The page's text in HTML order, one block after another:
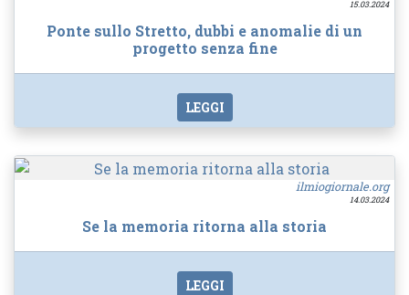
15.03.2024
Ponte sullo Stretto, dubbi e anomalie di un
progetto senza fine
LEGGI
ilmiogiornale.org
14.03.2024
Se la memoria ritorna alla storia
LEGGI